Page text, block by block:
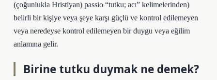
(çoğunlukla Hristiyan) passio “tutku; acı” kelimelerinden)
belirli bir kişiye veya şeye karşı güçlü ve kontrol edilemeyen
veya neredeyse kontrol edilemeyen bir duygu veya eğilim
anlamına gelir.
Birine tutku duymak ne demek?